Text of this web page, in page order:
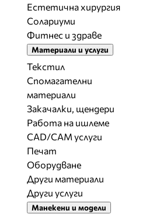
Естетична хирургия
Солариуми
Фитнес и здраве
Материали и услуги
Текстил
Спомагателни
материали
Закачалки, щендери
Работа на ишлеме
CAD/CAM услуги
Печат
Оборудване
Други материали
Други услуги
Манекени и модели